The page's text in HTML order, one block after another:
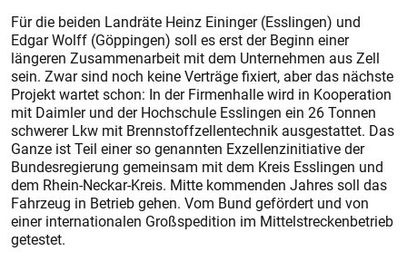
Für die beiden Landräte Heinz Eininger (Esslingen) und
Edgar Wolff (Göppingen) soll es erst der Beginn einer
längeren Zusammenarbeit mit dem Unternehmen aus Zell
sein. Zwar sind noch keine Verträge fixiert, aber das nächste
Projekt wartet schon: In der Firmenhalle wird in Kooperation
mit Daimler und der Hochschule Esslingen ein 26 Tonnen
schwerer Lkw mit Brennstoffzellentechnik ausgestattet. Das
Ganze ist Teil einer so genannten Exzellenzinitiative der
Bundesregierung gemeinsam mit dem Kreis Esslingen und
dem Rhein-Neckar-Kreis. Mitte kommenden Jahres soll das
Fahrzeug in Betrieb gehen. Vom Bund gefördert und von
einer internationalen Großspedition im Mittelstreckenbetrieb
getestet.